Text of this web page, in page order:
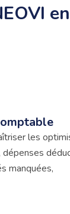
les
manquées,